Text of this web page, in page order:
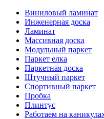
Виниловый ламинат
Инженерная доска
Ламинат
Массивная доска
Модульный паркет
Паркет елка
Паркетная доска
Штучный паркет
Спортивный паркет
Пробка
Плинтус
Работаем на